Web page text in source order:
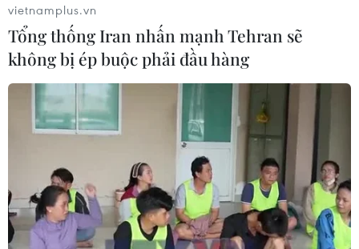
vietnamplus.vn
Tổng thống Iran nhấn mạnh Tehran sẽ
không bị ép buộc phải đầu hàng